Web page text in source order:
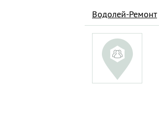
Водолей-Ремонт